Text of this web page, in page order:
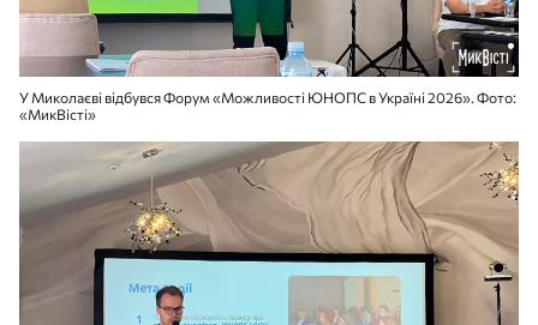
У Миколаєві відбувся Форум «Можливості ЮНОПС в Україні 2026». Фото:
«МикВісті»